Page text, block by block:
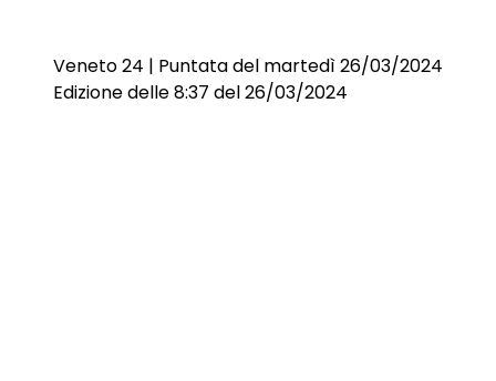
Veneto 24 | Puntata del martedì 26/03/2024
Edizione delle 8:37 del 26/03/2024